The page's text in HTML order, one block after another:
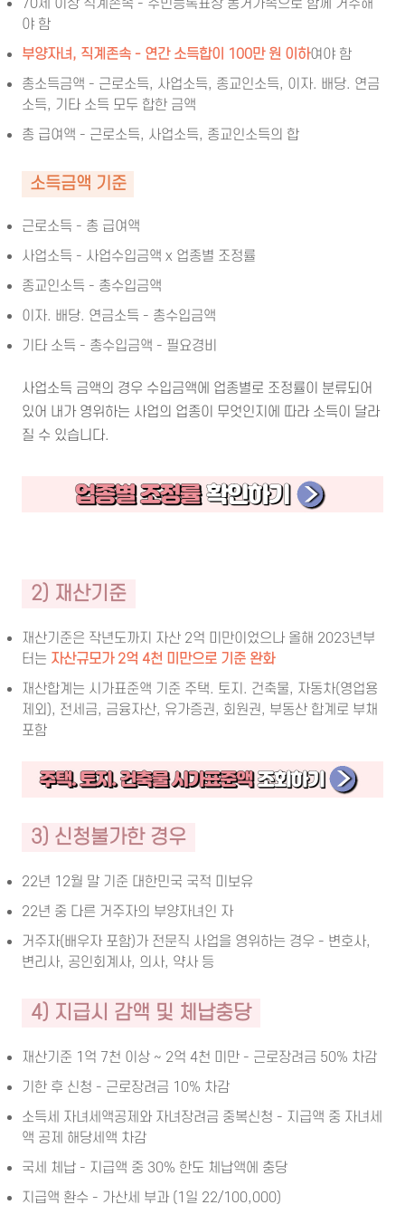
70세 이상 직계존속 - 주민등록표상 동거가족으로 함께 거주해
야 함
부양자녀, 직계존속 - 연간 소득합이
100만 원 이하여야 함
총소득금액 - 근로소득, 사업소득, 종교인소득, 이자. 배당. 연금
소득, 기타 소득 모두 합한 금액
총 급여액 - 근로소득, 사업소득, 종교인소득의 합
소득금액 기준
근로소득 - 총 급여액
사업소득 - 사업수입금액 x 업종별 조정률
종교인소득 - 총수입금액
이자. 배당. 연금소득 - 총수입금액
기타 소득 - 총수입금액 - 필요경비
사업소득 금액의 경우 수입금액에 업종별로 조정률이 분류되어
있어 내가 영위하는 사업의 업종이 무엇인지에 따라 소득이 달라
질 수 있습니다.
2) 재산기준
재산기준은 작년도까지 자산 2억 미만이었으나 올해 2023년부
터는 자산규모가 2억 4천 미만으로 기준 완화
재산합계는 시가표준액 기준 주택. 토지. 건축물, 자동차(영업용
제외), 전세금, 금융자산, 유가증권, 회원권, 부동산 합계로 부채
포함
3) 신청불가한 경우
22년 12월 말 기준 대한민국 국적 미보유
22년 중 다른 거주자의 부양자녀인 자
거주자(배우자 포함)가 전문직 사업을 영위하는 경우 - 변호사,
변리사, 공인회계사, 의사, 약사 등
4) 지급시 감액 및 체납충당
재산기준 1억 7천 이상 ~ 2억 4천 미만 - 근로장려금 50% 차감
기한 후 신청 - 근로장려금 10% 차감
소득세 자녀세액공제와 자녀장려금 중복신청 - 지급액 중 자녀세
액 공제 해당세액 차감
국세 체납 - 지급액 중 30% 한도 체납액에 충당
지급액 환수 - 가산세 부과 (1일 22/100,000)